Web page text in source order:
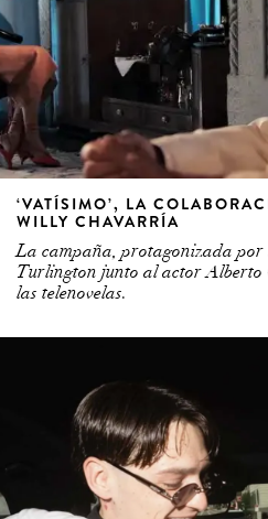
‘VATÍSIMO’, LA
WILLY CHAVARRÍA
La campaña, protagonizada por
Turlington junto al actor Alberto
las telenovelas.